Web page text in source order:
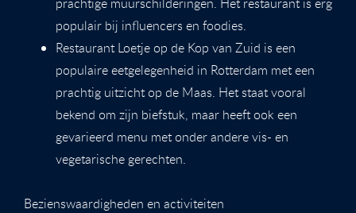
populair bij influencers en foodies.
Restaurant Loetje op de Kop van Zuid is een
populaire eetgelegenheid in Rotterdam met een
prachtig uitzicht op de Maas. Het staat vooral
bekend om zijn biefstuk, maar heeft ook een
gevarieerd menu met onder andere vis- en
vegetarische gerechten.
Bezienswaardigheden en activiteiten